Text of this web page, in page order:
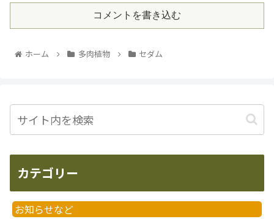
コメントを書き込む
ホーム 多肉植物 セダム
カテゴリー
お知らせなど